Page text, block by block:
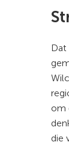
Dat
om
die